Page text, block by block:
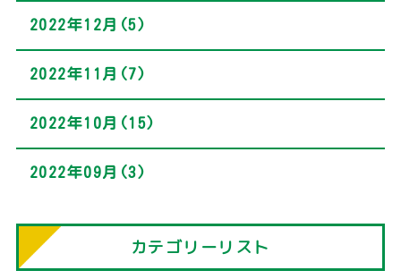
2022年12月(5)
2022年11月(7)
2022年10月(15)
2022年09月(3)
カテゴリーリスト